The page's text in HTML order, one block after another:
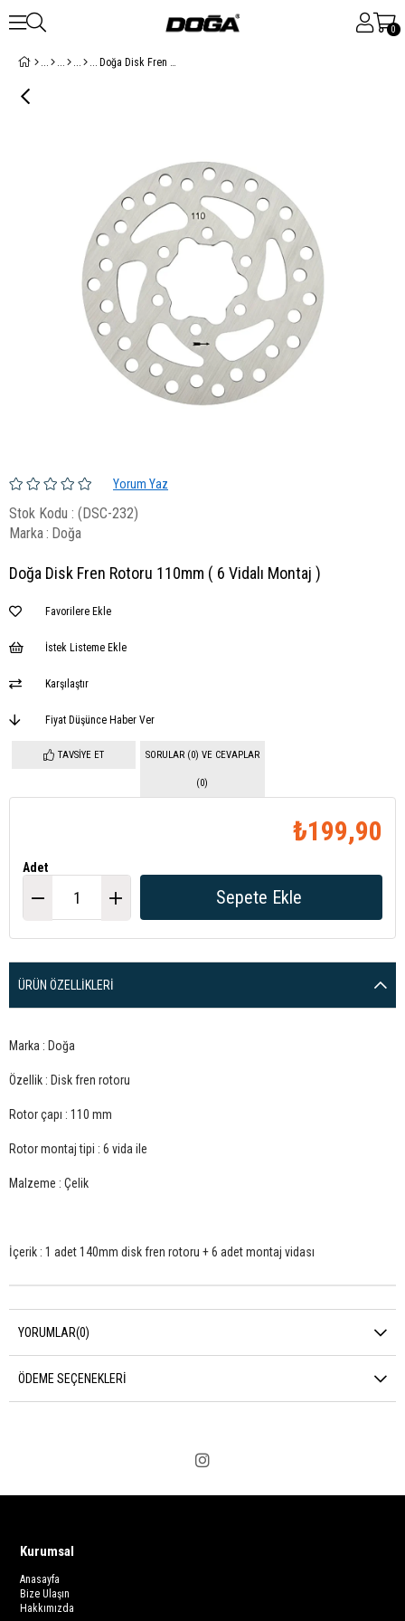
0
Doğa Disk Fren Rotoru 110mm ( 6 Vidalı Montaj )
Yorum Yaz
Stok Kodu
(DSC-232)
Marka: Doğa
Doğa Disk Fren Rotoru 110mm ( 6 Vidalı Montaj )
Favorilere Ekle
İstek Listeme Ekle
Karşılaştır
Fiyat Düşünce Haber Ver
TAVSIYE ET SORULAR (0) VE CEVAPLAR
(0)
₺199,90
Adet
ÜRÜN ÖZELLIKLERI
Marka : Doğa
Özellik : Disk fren rotoru
Rotor çapı : 110 mm
Rotor montaj tipi : 6 vida ile
Malzeme : Çelik
İçerik : 1 adet 140mm disk fren rotoru + 6 adet montaj vidası
YORUMLAR(0)
ÖDEME SEÇENEKLERI
Kurumsal
Anasayfa
Bize Ulaşın
Hakkımızda